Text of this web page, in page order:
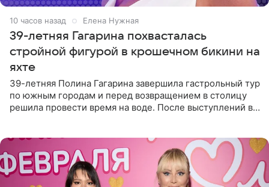
10 часов назад Елена Нужная
39-летняя Гагарина похвасталась
стройной фигурой в крошечном бикини на
яхте
39-летняя Полина Гагарина завершила гастрольный тур
по южным городам и перед возвращением в столицу
решила провести время на воде. После выступлений в